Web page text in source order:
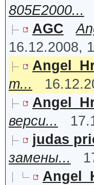
805E2000...
AGC
16.12.2008,
т...
верси...
judas
замены...